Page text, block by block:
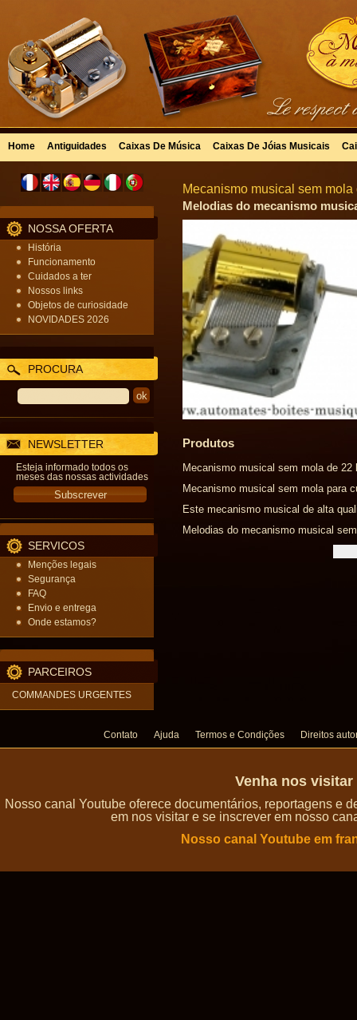
Home Antiguidades Caixas De Música Caixas De Jóias Musicais
NOSSA OFERTA
História
Funcionamento
Cuidados a ter
Nossos links
Objetos de curiosidade
NOVIDADES 2026
PROCURA
NEWSLETTER
Esteja informado todos os
meses das nossas actividades
SERVICOS
Menções legais
Segurança
FAQ
Envio e entrega
Onde estamos?
PARCEIROS
COMMANDES URGENTES
Mecanismo musical sem
Melodias do mecanismo
Produtos
Mecanismo musical sem mola de
Mecanismo musical sem mola para
Este mecanismo musical de alta
Melodias do mecanismo musical
Contato Ajuda Termos e Condições Direitos
Venha nos
Nosso canal Youtube oferece documentários, reportagens e
em nos visitar e se inscrever em nosso
Nosso canal Youtube em